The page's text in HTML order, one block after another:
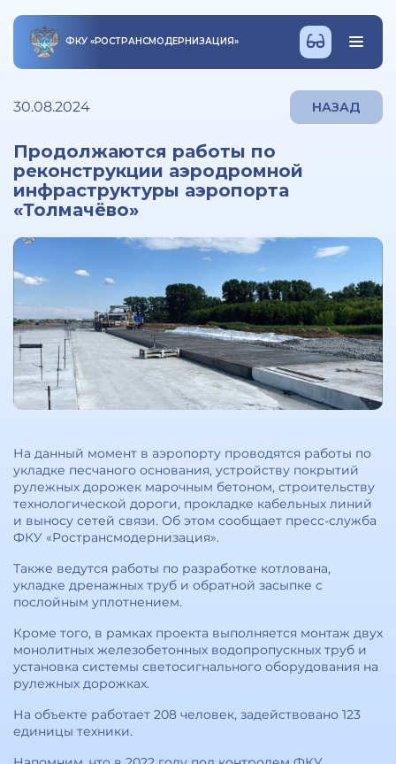
ФКУ «РОСТРАНСМОДЕРНИЗАЦИЯ»
30.08.2024 НАЗАД
Продолжаются работы по
реконструкции аэродромной
инфраструктуры аэропорта
«Толмачёво»
На данный момент в аэропорту проводятся работы по
укладке песчаного основания, устройству покрытий
рулежных дорожек марочным бетоном, строительству
технологической дороги, прокладке кабельных линий
и выносу сетей связи. Об этом сообщает пресс-служба
ФКУ «Ространсмодернизация».
Также ведутся работы по разработке котлована,
укладке дренажных труб и обратной засыпке с
послойным уплотнением.
Кроме того, в рамках проекта выполняется монтаж двух
монолитных железобетонных водопропускных труб и
установка системы светосигнального оборудования на
рулежных дорожках.
На объекте работает 208 человек, задействовано 123
единицы техники.